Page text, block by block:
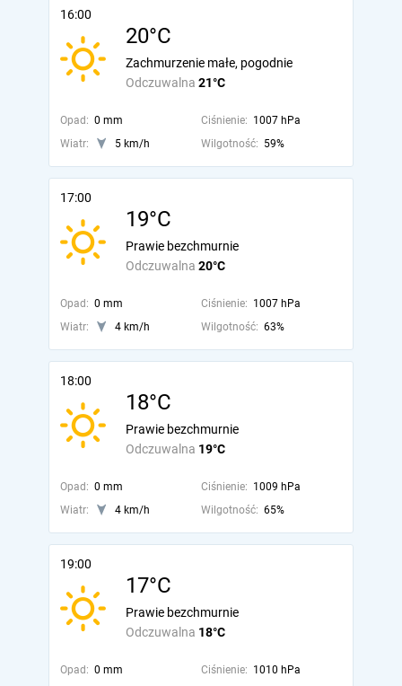
16:00
20°C
Odczuwalna 21°C
Zachmurzenie małe, pogodnie
Opad: 0 mm Ciśnienie: 1007 hPa
Wiatr:
5 km/h Wilgotność: 59%
17:00
19°C
Odczuwalna 20°C
Prawie bezchmurnie
Opad: 0 mm Ciśnienie: 1007 hPa
Wiatr:
4 km/h Wilgotność: 63%
18:00
18°C
Odczuwalna 19°C
Prawie bezchmurnie
Opad: 0 mm Ciśnienie: 1009 hPa
Wiatr:
4 km/h Wilgotność: 65%
19:00
17°C
Odczuwalna 18°C
Prawie bezchmurnie
Opad: 0 mm Ciśnienie: 1010 hPa